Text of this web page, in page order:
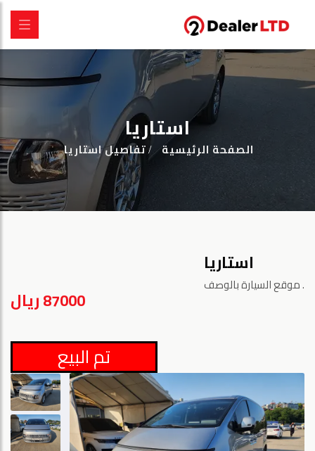
استاريا
الصفحة الرئيسية تفاصيل استاريا
استاريا
موقع السيارة بالوصف.
87000 ريال
تم البيع